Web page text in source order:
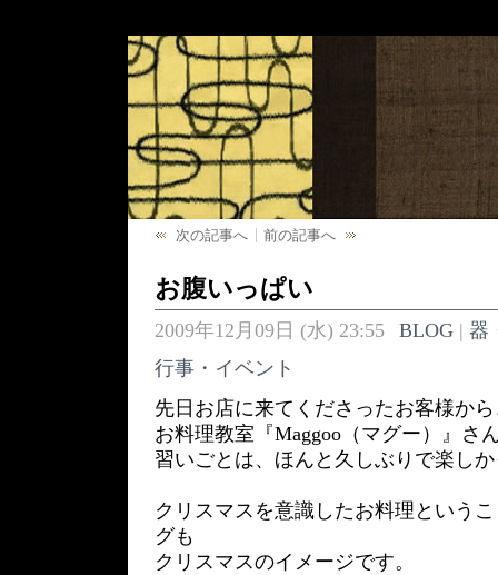
次の記事へ 前の記事へ
お腹いっぱい
2009年12月09日 (水) 23:55 BLOG| 器
行事・イベント
先日お店に来てくださったお客様か
お料理教室『Maggoo（マグー）』さ
習いごとは、ほんと久しぶりで楽し
クリスマスを意識したお料理という
グも
クリスマスのイメージです。